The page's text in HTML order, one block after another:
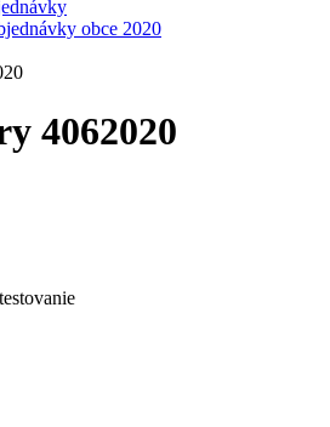
obce 2020
4062020